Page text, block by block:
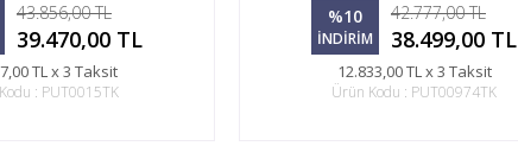
43.856,00 TL
39.470,00 TL
TL x 3 Taksit
: PUT0015TK
%10
İNDİRİM
42.777,00 TL
38.499,00 TL
12.833,00 TL x 3 Taksit
Ürün Kodu : PUT00974TK